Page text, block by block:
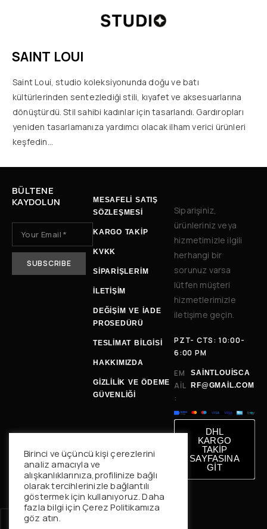
SAINT LOUI
Saint Loui, studio koleksiyonunda doğu ve batı
kültürlerinden sentezlediği stili, kıyafet ve aksesuarlarına
dönüştürdü. Stil sahibi kadınlar için tasarlandı. Gardıropları
yeniden tasarlamanıza yardımcı olacak ilham verici ürünleri
keşfedin…
BÜLTENE
KAYDOLUN
MESAFELİ SATIŞ
SÖZLEŞMESİ
KARGO TAKİP
KVKK
SİPARİŞLERİM
İLETIŞIM
DEĞIŞIM VE İADE
PROSEDÜRÜ
TESLIMAT BILGISI
HAKKIMIZDA
GİZLİLİK VE ÖDEME
GÜVENLİĞİ
Siparişiniz,
ürünleriniz veya
hizmetimizle ilgili
herhangi bir
sorunuz varsa
lütfen müşteri
hizmetlerimizle
iletişime geçin.
PZT- CTS: 10:00-
6:00 PM
EM
AIL
:
SAINTLOUISCA
RF@GMAIL.COM
DHL
KARGO
TAKİP
SAYFASINA
GİT
Birinci ve üçüncü kişi çerezlerini
analiz amacıyla ve
alışkanlıklarınıza,profilinize bağlı
olarak tercihlerinizle bağlantılı
göstermek için kullanıyoruz. Daha
fazla bilgi için Çerez Politikamıza
göz atın.